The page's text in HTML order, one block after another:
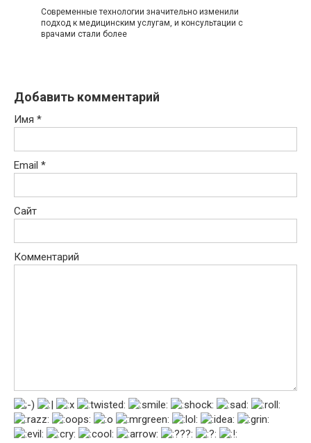
Современные технологии значительно изменили
подход к медицинским услугам, и консультации с
врачами стали более
Добавить комментарий
Имя *
Email *
Сайт
Комментарий